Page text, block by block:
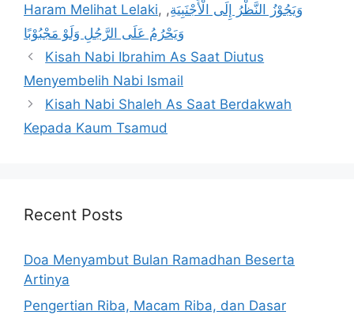
Haram Melihat Lelaki, وَيَجُوْزُ النَّظْرُ إِلَى الْأَجْنَبِيَةِ,
وَيَحْرُمُ عَلَى الرَّجُلِ وَلَوْ مَجْبُوْبًا
Kisah Nabi Ibrahim As Saat Diutus
Menyembelih Nabi Ismail
Kisah Nabi Shaleh As Saat Berdakwah
Kepada Kaum Tsamud
Recent Posts
Doa Menyambut Bulan Ramadhan Beserta
Artinya
Pengertian Riba, Macam Riba, dan Dasar